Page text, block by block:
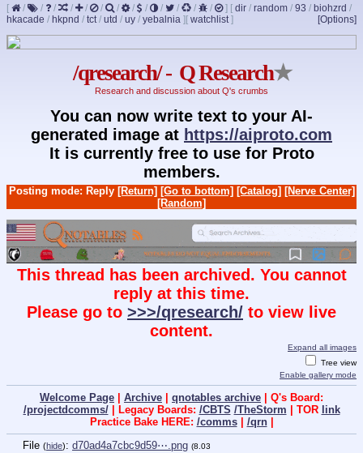
[ / / / / / / / / / / / / / ] [ dir / random / 93 / biohzrd /
hkacade / hkpnd / tct/ utd / uy / yebalnia ] [Options]
[ watchlist]
/qresearch/ - Q Research★
Research and discussion about Q's crumbs
You can now write text to your AI-
generated image at https://aiproto.com
It is currently free to use for Proto
members.
Posting mode: Reply [Return] [Go to bottom] [Catalog] [Nerve Center]
[Random]
This thread has been archived. You cannot
reply at this time.
Please go to >>>/qresearch/ to view live
content.
Expand all images
Tree view
Enable gallery mode
Welcome Page Archive qnotables archive | Q's Board:
/projectdcomms/| Legacy Boards: /CBTS /TheStorm | TOR link
Practice Bake HERE: /comms| /qrn|
File (hide): d70ad4a7cbc9d59⋯.png (8.03